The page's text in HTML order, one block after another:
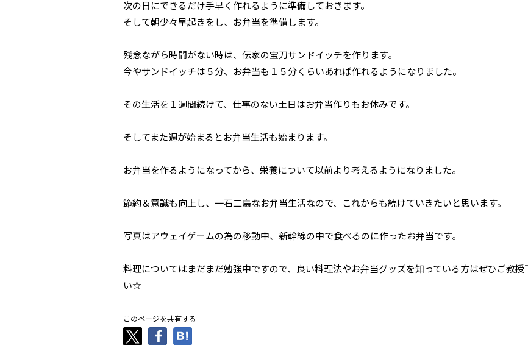
次の日にできるだけ手早く作れるように準備しておきます。
そして朝少々早起きをし、お弁当を準備します。
残念ながら時間がない時は、伝家の宝刀サンドイッチを作ります。
今やサンドイッチは５分、お弁当も１５分くらいあれば作れるようになりました。
その生活を１週間続けて、仕事のない土日はお弁当作りもお休みです。
そしてまた週が始まるとお弁当生活も始まります。
お弁当を作るようになってから、栄養について以前より考えるようになりました。
節約＆意識も向上し、一石二鳥なお弁当生活なので、これからも続けていきたいと思います。
写真はアウェイゲームの為の移動中、新幹線の中で食べるのに作ったお弁当です。
料理についてはまだまだ勉強中ですので、良い料理法やお弁当グッズを知っている方はぜひご教授
い☆
このページを共有する